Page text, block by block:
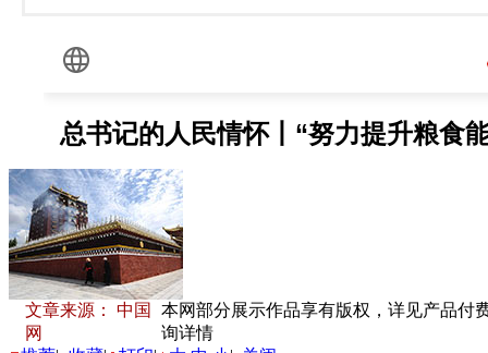
文章来源： 中国
网
本网部分展示作品享有版权，详见产品付
询详情